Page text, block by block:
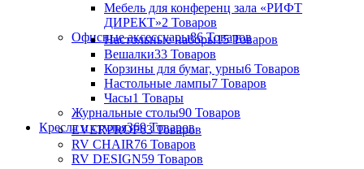
Мебель для конференц зала «РИФТ
ДИРЕКТ»2 Товаров
Офисные аксессуары86 Товаров
Настольные наборы15 Товаров
Вешалки33 Товаров
Корзины для бумаг, урны6 Товаров
Настольные лампы7 Товаров
Часы1 Товары
Журнальные столы90 Товаров
Кресла и стулья369 Товаров
EVERPROF63 Товаров
RV CHAIR76 Товаров
RV DESIGN59 Товаров